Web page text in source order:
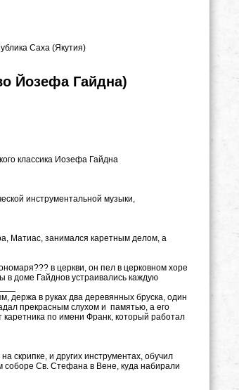
Саха (Якутия)
Йозефа Гайдна)
классика Иозефа Гайдна
инструментальной музыки,
занимался каретным делом, а
в церкви, он пел в церковном хоре
в доме Гайднов устраивались каждую
держа в руках два деревянных бруска, один
прекрасным слухом и памятью, а его
по имени Франк, который работал
скрипке, и других инструментах, обучил
Св. Стефана в Вене, куда набирали